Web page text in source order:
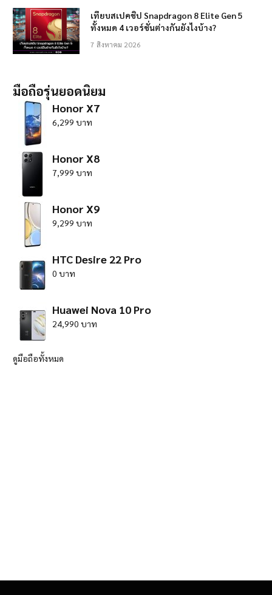
เทียบสเปคชิป Snapdragon 8 Elite Gen 5
ทั้งหมด 4 เวอร์ชั่นต่างกันยังไงบ้าง?
7 สิงหาคม 2026
มือถือรุ่นยอดนิยม
Honor X7
6,299 บาท
Honor X8
7,999 บาท
Honor X9
9,299 บาท
HTC Desire 22 Pro
0 บาท
Huawei Nova 10 Pro
24,990 บาท
ดูมือถือทั้งหมด